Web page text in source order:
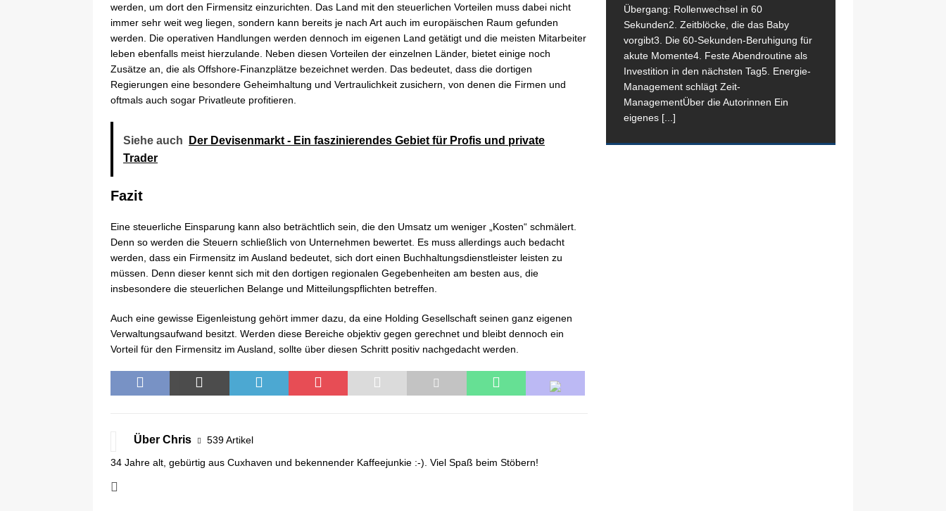
werden, um dort den Firmensitz einzurichten. Das Land mit den steuerlichen Vorteilen muss dabei nicht
immer sehr weit weg liegen, sondern kann bereits je nach Art auch im europäischen Raum gefunden
werden. Die operativen Handlungen werden dennoch im eigenen Land getätigt und die meisten Mitarbeiter
leben ebenfalls meist hierzulande. Neben diesen Vorteilen der einzelnen Länder, bietet einige noch
Zusätze an, die als Offshore-Finanzplätze bezeichnet werden. Das bedeutet, dass die dortigen
Regierungen eine besondere Geheimhaltung und Vertraulichkeit zusichern, von denen die Firmen und
oftmals auch sogar Privatleute profitieren.
Siehe auch
Der Devisenmarkt - Ein faszinierendes Gebiet für Profis und private
Trader
Fazit
Eine steuerliche Einsparung kann also beträchtlich sein, die den Umsatz um weniger „Kosten“ schmälert.
Denn so werden die Steuern schließlich von Unternehmen bewertet. Es muss allerdings auch bedacht
werden, dass ein Firmensitz im Ausland bedeutet, sich dort einen Buchhaltungsdienstleister leisten zu
müssen. Denn dieser kennt sich mit den dortigen regionalen Gegebenheiten am besten aus, die
insbesondere die steuerlichen Belange und Mitteilungspflichten betreffen.
Auch eine gewisse Eigenleistung gehört immer dazu, da eine Holding Gesellschaft seinen ganz eigenen
Verwaltungsaufwand besitzt. Werden diese Bereiche objektiv gegen gerechnet und bleibt dennoch ein
Vorteil für den Firmensitz im Ausland, sollte über diesen Schritt positiv nachgedacht werden.
Über Chris 539 Artikel
34 Jahre alt, gebürtig aus Cuxhaven und bekennender Kaffeejunkie :-). Viel Spaß beim Stöbern!
Übergang: Rollenwechsel in 60
Sekunden2. Zeitblöcke, die das Baby
vorgibt3. Die 60-Sekunden-Beruhigung für
akute Momente4. Feste Abendroutine als
Investition in den nächsten Tag5. Energie-
Management schlägt Zeit-
ManagementÜber die Autorinnen Ein
eigenes [...]